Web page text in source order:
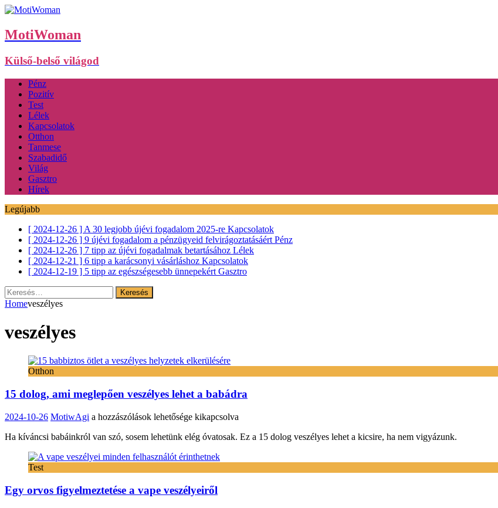
MotiWoman
Külső-belső világod
Pénz
Pozitív
Test
Lélek
Kapcsolatok
Otthon
Tanmese
Szabadidő
Világ
Gasztro
Hírek
Legújabb
[ 2024-12-26 ] A 30 legjobb újévi fogadalom 2025-re Kapcsolatok
[ 2024-12-26 ] 9 újévi fogadalom a pénzügyeid felvirágoztatásáért Pénz
[ 2024-12-26 ] 7 tipp az újévi fogadalmak betartásához Lélek
[ 2024-12-21 ] 6 tipp a karácsonyi vásárláshoz Kapcsolatok
[ 2024-12-19 ] 5 tipp az egészségesebb ünnepekért Gasztro
Keresés:
Homeveszélyes
veszélyes
Otthon
15 dolog, ami meglepően veszélyes lehet a babádra
2024-10-26 MotiwAgi 15
ami
veszélyes
babádra
a hozzászólások lehetősége kikapcsolva
Ha kíváncsi babáinkról van szó, sosem lehetünk elég óvatosak. Ez a 15 dolog veszélyes lehet a kicsire, ha nem vigyázunk.
Test
Egy orvos figyelmeztetése a vape veszélyeiről